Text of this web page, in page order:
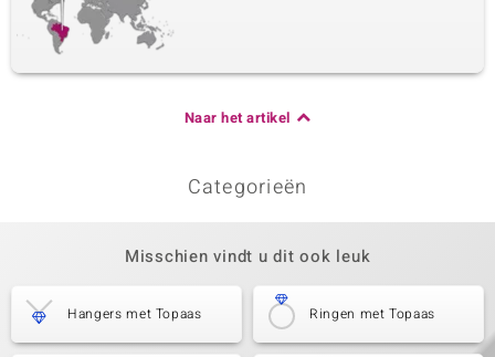
Naar het artikel
Categorieën
Misschien vindt u dit ook leuk
Hangers met Topaas Ringen met Topaas